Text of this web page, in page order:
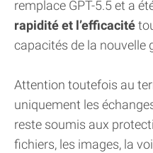
remplace GPT-5.5 et a
rapidité et l’efficacité
capacités de la nouvelle
Attention toutefois au
uniquement les
reste soumis aux
fichiers, les images, la